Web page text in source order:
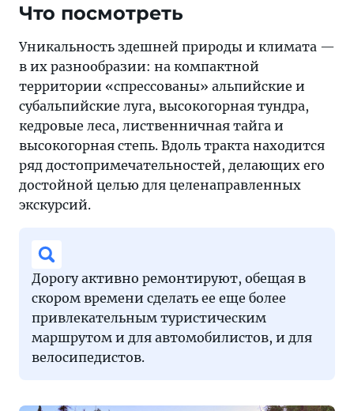
Что посмотреть
Уникальность здешней природы и климата —
в их разнообразии: на компактной
территории «спрессованы» альпийские и
субальпийские луга, высокогорная тундра,
кедровые леса, лиственничная тайга и
высокогорная степь. Вдоль тракта находится
ряд достопримечательностей, делающих его
достойной целью для целенаправленных
экскурсий.
Дорогу активно ремонтируют, обещая в
скором времени сделать ее еще более
привлекательным туристическим
маршрутом и для автомобилистов, и для
велосипедистов.